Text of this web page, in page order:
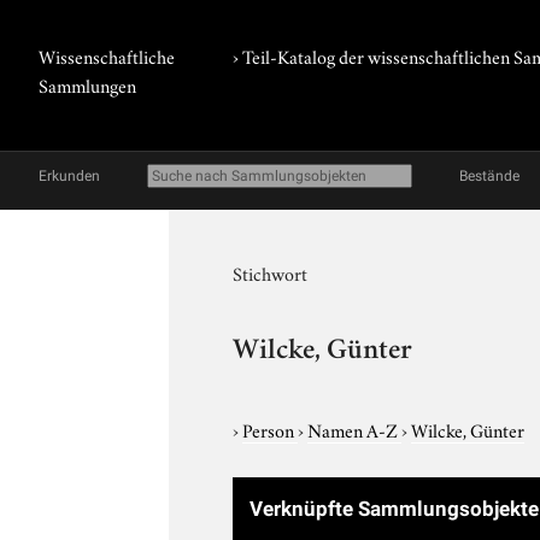
Wissenschaftliche
Sammlungen
› Teil-Katalog der wissenschaftlichen
Erkunden Bestände
Stichwort
Wilcke, Günter
›Person›Namen A-Z›Wilcke, Günter
Verknüpfte Sammlungsobjekte